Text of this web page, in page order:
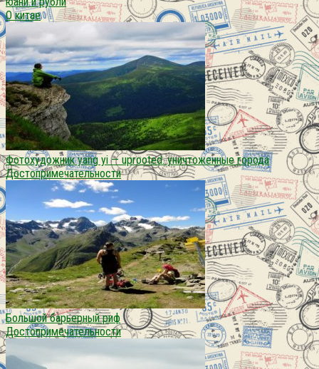
О китае
Фотохудожник yang yi — uprooted. уничтоженные города
Достопримечательности
Большой барьерный риф
Достопримечательности